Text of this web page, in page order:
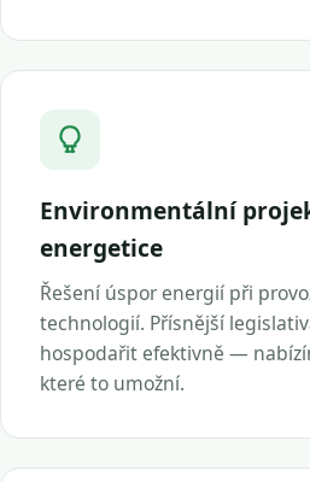
Environmentální
energetice
Řešení úspor energií při
technologií. Přísnější
hospodařit efektivně —
které to umožní.